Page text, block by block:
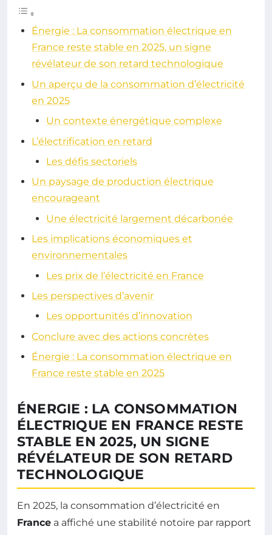
Énergie : La consommation électrique en
France reste stable en 2025, un signe
révélateur de son retard technologique
Un aperçu de la consommation d’électricité
en 2025
Un contexte énergétique complexe
L’électrification en retard
Les défis sectoriels
Un paysage de production électrique
encourageant
Une électricité largement décarbonée
Les implications économiques et
environnementales
Les prix de l’électricité en France
Les perspectives d’avenir
Les opportunités d’innovation
Conclure avec des actions concrètes
Énergie : La consommation électrique en
France reste stable en 2025
ÉNERGIE : LA CONSOMMATION
ÉLECTRIQUE EN FRANCE RESTE
STABLE EN 2025, UN SIGNE
RÉVÉLATEUR DE SON RETARD
TECHNOLOGIQUE
En 2025, la consommation d’électricité en
France a affiché une stabilité notoire par rapport